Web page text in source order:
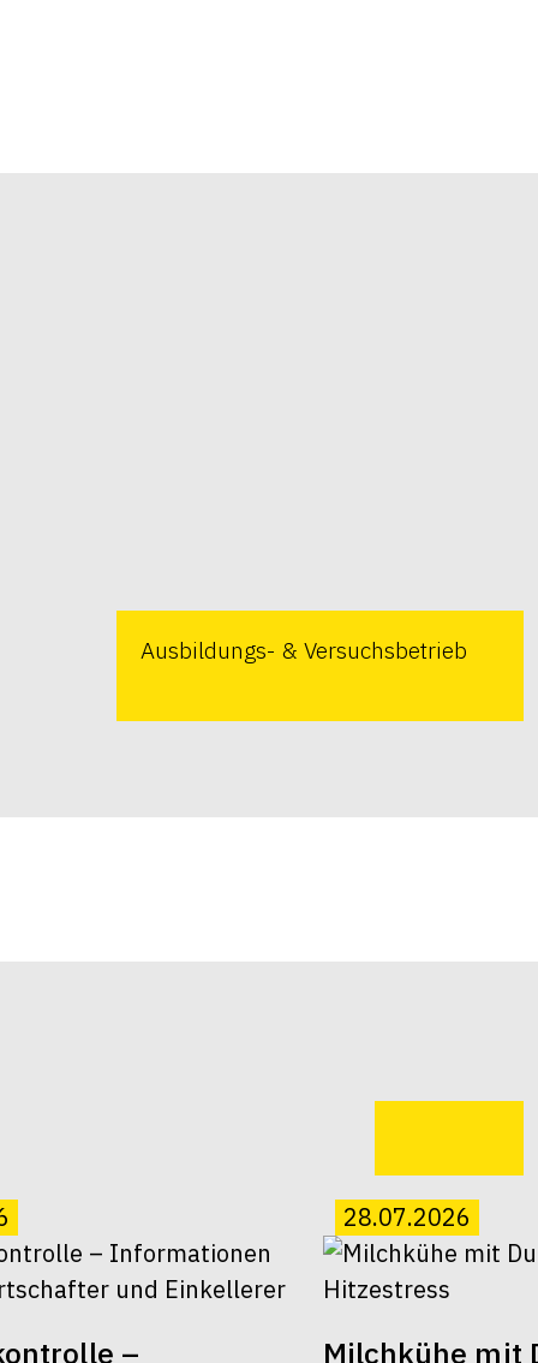
Ausbildungs- & Versuchsbetrieb
–
28.07.2026
Milchkühe mit